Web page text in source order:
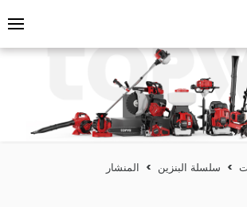
> سلسلة البنزين > المنشار